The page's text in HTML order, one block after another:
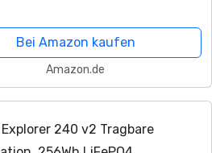
QC, Mobile Stromversorgung
Bei Amazon kaufen
Amazon.de
240 v2 Tragbare